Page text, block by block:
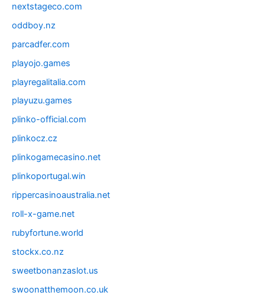
nextstageco.com
oddboy.nz
parcadfer.com
playojo.games
playregalitalia.com
playuzu.games
plinko-official.com
plinkocz.cz
plinkogamecasino.net
plinkoportugal.win
rippercasinoaustralia.net
roll-x-game.net
rubyfortune.world
stockx.co.nz
sweetbonanzaslot.us
swoonatthemoon.co.uk